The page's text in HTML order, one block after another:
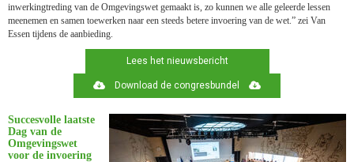
inwerkingtreding van de Omgevingswet gemaakt is, zo kunnen we alle geleerde lessen
meenemen en samen toewerken naar een steeds betere invoering van de wet.” zei Van
Essen tijdens de aanbieding.
Lees het nieuwsbericht
Download de congresbundel
Succesvolle laatste
Dag van de
Omgevingswet
voor de invoering